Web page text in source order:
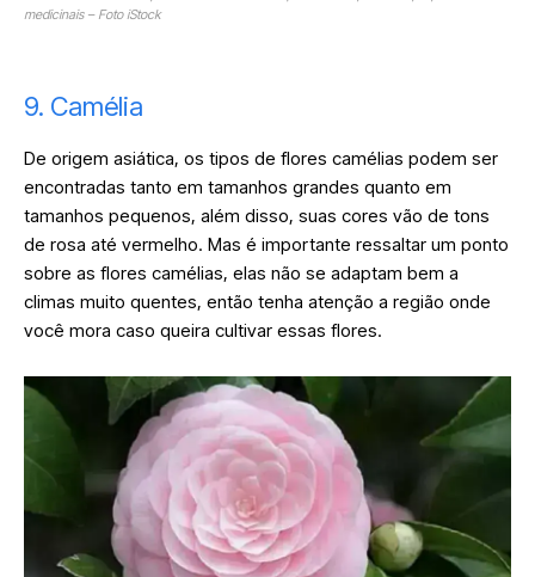
medicinais – Foto iStock
9. Camélia
De origem asiática, os tipos de flores camélias podem ser
encontradas tanto em tamanhos grandes quanto em
tamanhos pequenos, além disso, suas cores vão de tons
de rosa até vermelho. Mas é importante ressaltar um ponto
sobre as flores camélias, elas não se adaptam bem a
climas muito quentes, então tenha atenção a região onde
você mora caso queira cultivar essas flores.